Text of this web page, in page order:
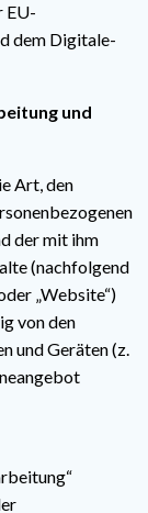
EU-
dem Digitale-
und
Art, den
der mit ihm
(nachfolgend
„Website“)
von den
und Geräten (z.